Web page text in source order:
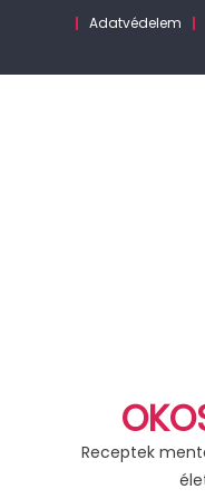
Adatvédelem
Receptek